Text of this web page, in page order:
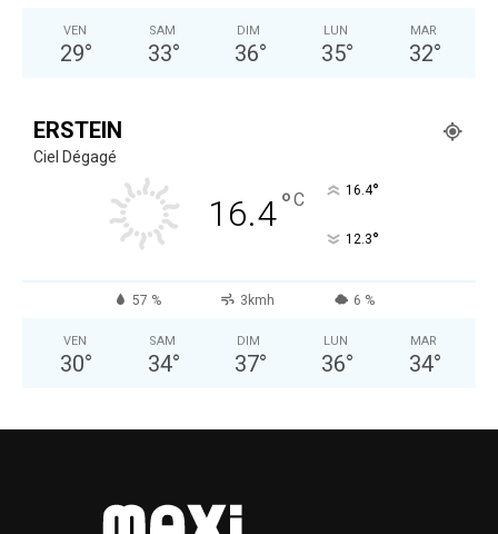
VEN
29°
SAM
33°
DIM
36°
LUN
35°
MAR
32°
ERSTEIN
Ciel Dégagé
16.4°C 16.4°
12.3°
57 % 3kmh 6 %
VEN
30°
SAM
34°
DIM
37°
LUN
36°
MAR
34°